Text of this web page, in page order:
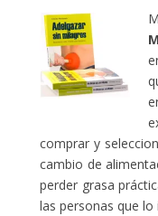
comprar y
cambio de
perder grasa
las personas que